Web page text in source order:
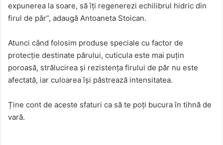
expunerea la soare, să îți regenerezi echilibrul hidric din
firul de păr”, adaugă Antoaneta Stoican.
Atunci când folosim produse speciale cu factor de
protecție destinate părului, cuticula este mai puțin
poroasă, strălucirea și rezistența firului de păr nu este
afectată, iar culoarea își păstrează intensitatea.
Ține cont de aceste sfaturi ca să te poți bucura în tihnă de
vară.